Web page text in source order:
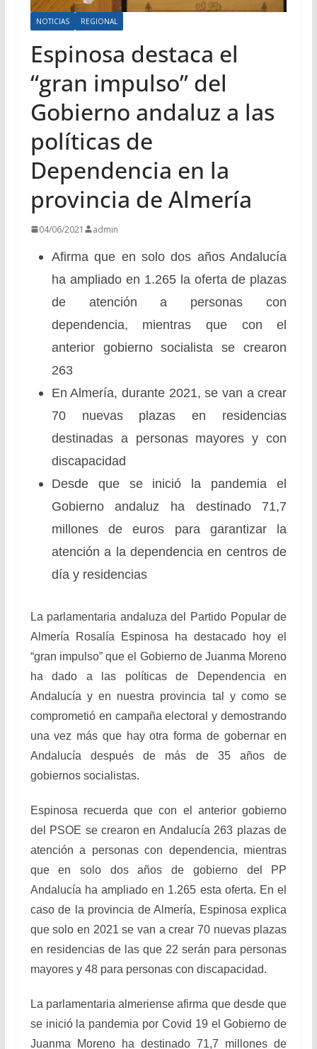
NOTICIAS REGIONAL
Espinosa destaca el
“gran impulso” del
Gobierno andaluz a las
políticas de
Dependencia en la
provincia de Almería
04/06/2021 admin
Afirma que en solo dos años Andalucía
ha ampliado en 1.265 la oferta de plazas
de atención a personas con
dependencia, mientras que con el
anterior gobierno socialista se crearon
263
En Almería, durante 2021, se van a crear
70 nuevas plazas en residencias
destinadas a personas mayores y con
discapacidad
Desde que se inició la pandemia el
Gobierno andaluz ha destinado 71,7
millones de euros para garantizar la
atención a la dependencia en centros de
día y residencias
La parlamentaria andaluza del Partido Popular de
Almería Rosalía Espinosa ha destacado hoy el
“gran impulso” que el Gobierno de Juanma Moreno
ha dado a las políticas de Dependencia en
Andalucía y en nuestra provincia tal y como se
comprometió en campaña electoral y demostrando
una vez más que hay otra forma de gobernar en
Andalucía después de más de 35 años de
gobiernos socialistas.
Espinosa recuerda que con el anterior gobierno
del PSOE se crearon en Andalucía 263 plazas de
atención a personas con dependencia, mientras
que en solo dos años de gobierno del PP
Andalucía ha ampliado en 1.265 esta oferta. En el
caso de la provincia de Almería, Espinosa explica
que solo en 2021 se van a crear 70 nuevas plazas
en residencias de las que 22 serán para personas
mayores y 48 para personas con discapacidad.
La parlamentaria almeriense afirma que desde que
se inició la pandemia por Covid 19 el Gobierno de
Juanma Moreno ha destinado 71,7 millones de